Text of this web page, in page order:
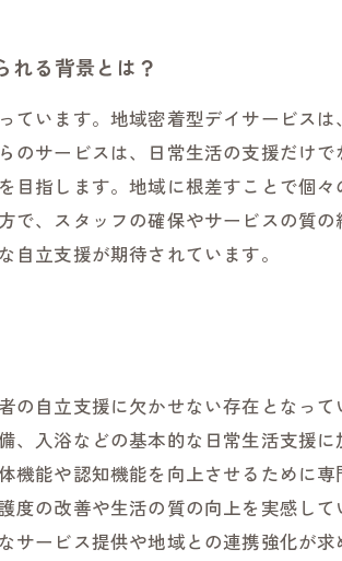
地域密着デイサービスのリアルな実践
れる背景とは？
います。地域密着型デイサービス
サービスは、日常生活の支援だけ
指します。地域に根差すことで個々
、スタッフの確保やサービスの質
立支援が期待されています。
自立支援に欠かせない存在となっ
入浴などの基本的な日常生活支援
能や認知機能を向上させるために
度の改善や生活の質の向上を実感し
ービス提供や地域との連携強化が